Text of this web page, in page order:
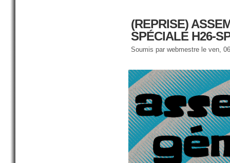
(REPRISE)
SPÉCIALE H26-
Soumis par webmestre le ven,